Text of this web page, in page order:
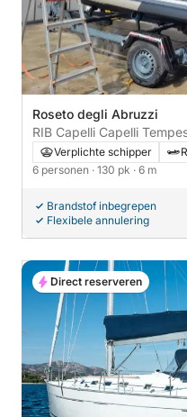
Roseto degli Abruzzi
Verplichte schipper
6 personen · 130 pk · 6 m
Brandstof inbegrepen
Flexibele annulering
Direct reserveren